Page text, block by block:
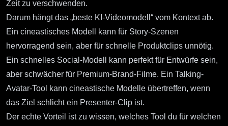
Zeit zu verschwenden.
Darum hängt das „beste KI-Videomodell“ vom Kontext ab.
Ein cineastisches Modell kann für Story-Szenen
hervorragend sein, aber für schnelle Produktclips unnötig.
Ein schnelles Social-Modell kann perfekt für Entwürfe sein,
aber schwächer für Premium-Brand-Filme. Ein Talking-
Avatar-Tool kann cineastische Modelle übertreffen, wenn
das Ziel schlicht ein Presenter-Clip ist.
Der echte Vorteil ist zu wissen, welches Tool du für welchen